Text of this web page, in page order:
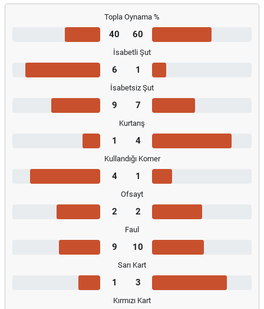
Topla Oynama %
40 60
İsabetli Şut
6 1
İsabetsiz Şut
9 7
Kurtarış
1 4
Kullandığı Korner
4 1
Ofsayt
2 2
Faul
9 10
Sarı Kart
1 3
Kırmızı Kart